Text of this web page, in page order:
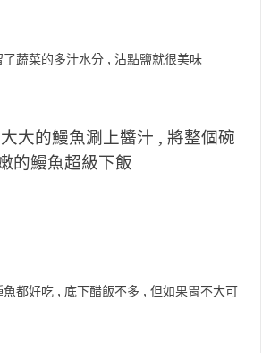
蔬菜的多汁水分 , 沾點鹽就很美味
大的鰻魚涮上醬汁 , 將整個碗
的鰻魚超級下飯
魚都好吃 , 底下醋飯不多 , 但如果胃不大可